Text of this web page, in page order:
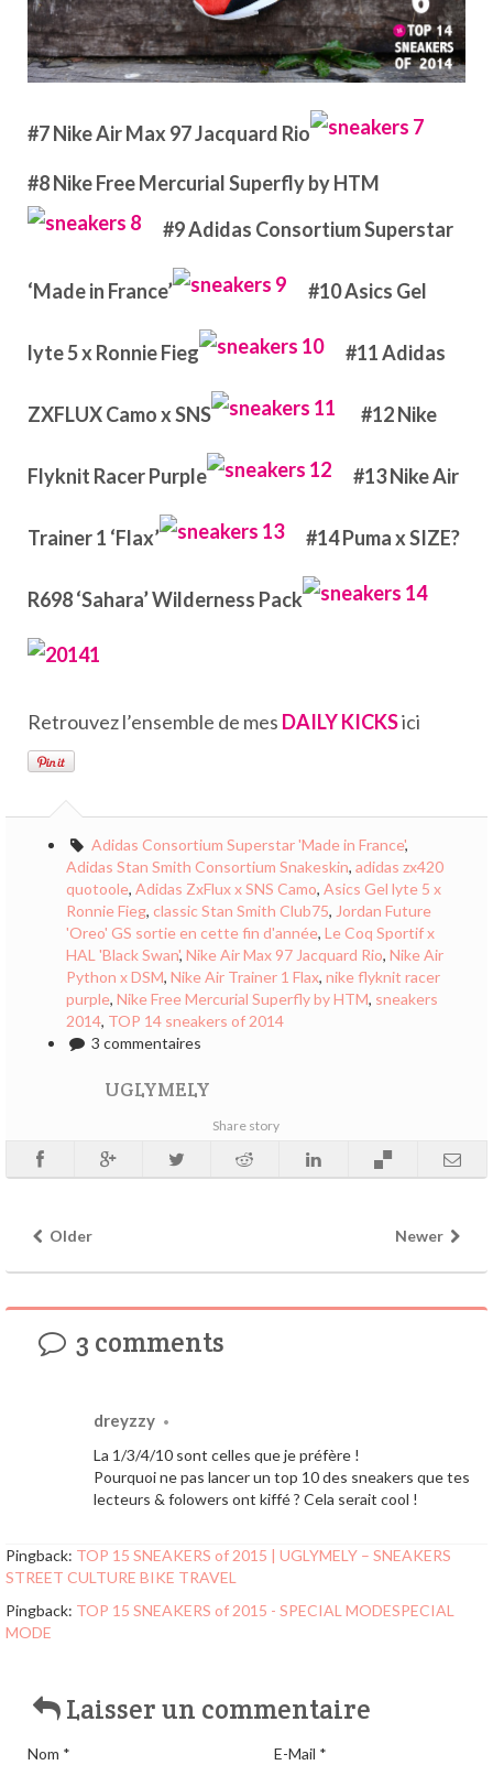
#7 Nike Air Max 97 Jacquard Rio
#8 Nike Free Mercurial Superfly by HTM
#9 Adidas Consortium Superstar
‘Made in France’ #10 Asics Gel
lyte 5 x Ronnie Fieg #11 Adidas
ZXFLUX Camo x SNS #12Nike
Flyknit Racer Purple #13 Nike Air
Trainer 1 ‘Flax’ #14 Puma x SIZE?
R698 ‘Sahara’ Wilderness Pack
Retrouvez l’ensemble de mes DAILY KICKSici
Adidas Consortium Superstar 'Made in France',
Adidas Stan Smith Consortium Snakeskin, adidas zx420
quotoole, Adidas ZxFlux x SNS Camo, Asics Gel lyte 5 x
Ronnie Fieg, classic Stan Smith Club75, Jordan Future
'Oreo' GS sortie en cette fin d'année, Le Coq Sportif x
HAL 'Black Swan', Nike Air Max 97 Jacquard Rio, Nike Air
Python x DSM, Nike Air Trainer 1 Flax, nike flyknit racer
purple, Nike Free Mercurial Superfly by HTM, sneakers
2014, TOP 14 sneakers of 2014
3 commentaires
UGLYMELY
Share story
Older Newer
3 comments
dreyzzy •
La 1/3/4/10 sont celles que je préfère !
Pourquoi ne pas lancer un top 10 des sneakers que tes
lecteurs & folowers ont kiffé ? Cela serait cool !
Pingback: TOP 15 SNEAKERS of 2015 | UGLYMELY – SNEAKERS
STREET CULTURE BIKE TRAVEL
Pingback: TOP 15 SNEAKERS of 2015 - SPECIAL MODESPECIAL
MODE
Laisser un commentaire
Nom * E-Mail *